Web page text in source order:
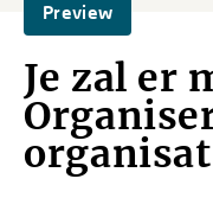
Preview
Je zal er